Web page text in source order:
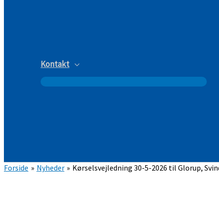
Kontakt
Forside Nyheder Kørselsvejledning 30-5-2026 til Glorup,